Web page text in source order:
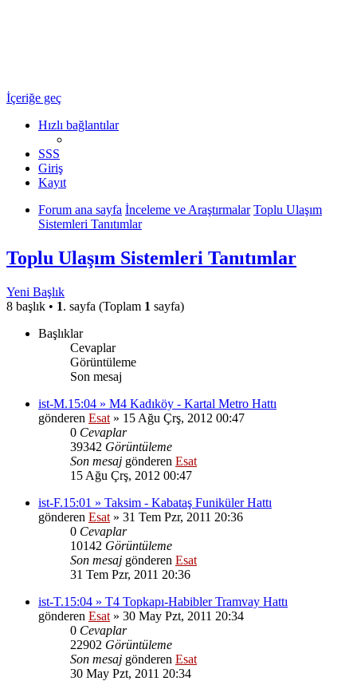
İçeriğe geç
Hızlı bağlantılar
SSS
Giriş
Kayıt
Forum ana sayfa İnceleme ve Araştırmalar Toplu Ulaşım
Sistemleri Tanıtımlar
Toplu Ulaşım Sistemleri Tanıtımlar
Yeni Başlık
8 başlık • 1. sayfa (Toplam 1 sayfa)
Başlıklar
Cevaplar
Görüntüleme
Son mesaj
ist-M.15:04 » M4 Kadıköy - Kartal Metro Hattı
gönderen Esat » 15 Ağu Çrş, 2012 00:47
0 Cevaplar
39342 Görüntüleme
Son mesaj gönderen Esat
15 Ağu Çrş, 2012 00:47
ist-F.15:01 » Taksim - Kabataş Funiküler Hattı
gönderen Esat » 31 Tem Pzr, 2011 20:36
0 Cevaplar
10142 Görüntüleme
Son mesaj gönderen Esat
31 Tem Pzr, 2011 20:36
ist-T.15:04 » T4 Topkapı-Habibler Tramvay Hattı
gönderen Esat » 30 May Pzt, 2011 20:34
0 Cevaplar
22902 Görüntüleme
Son mesaj gönderen Esat
30 May Pzt, 2011 20:34